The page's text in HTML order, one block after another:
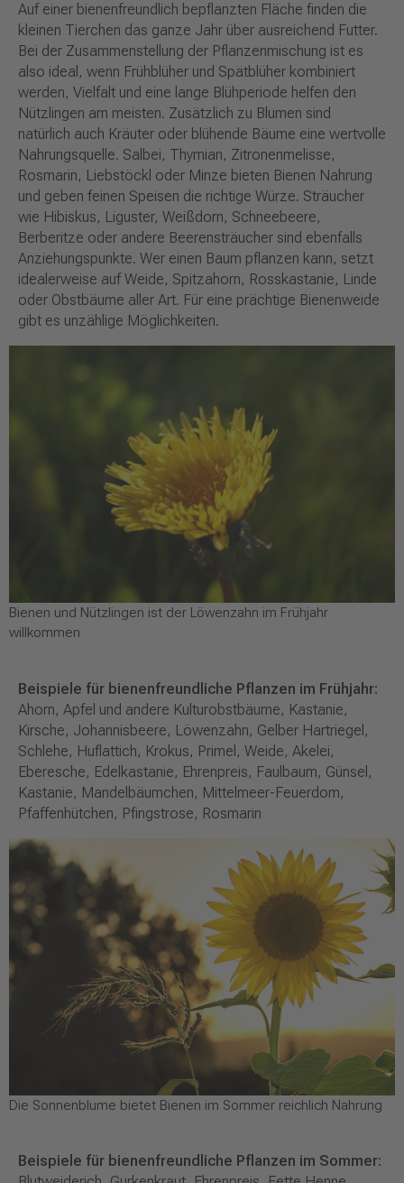
Auf einer bienenfreundlich bepflanzten Fläche finden die
kleinen Tierchen das ganze Jahr über ausreichend Futter.
Bei der Zusammenstellung der Pflanzenmischung ist es
also ideal, wenn Frühblüher und Spätblüher kombiniert
werden, Vielfalt und eine lange Blühperiode helfen den
Nützlingen am meisten. Zusätzlich zu Blumen sind
natürlich auch Kräuter oder blühende Bäume eine wertvolle
Nahrungsquelle. Salbei, Thymian, Zitronenmelisse,
Rosmarin, Liebstöckl oder Minze bieten Bienen Nahrung
und geben feinen Speisen die richtige Würze. Sträucher
wie Hibiskus, Liguster, Weißdorn, Schneebeere,
Berberitze oder andere Beerensträucher sind ebenfalls
Anziehungspunkte. Wer einen Baum pflanzen kann, setzt
idealerweise auf Weide, Spitzahorn, Rosskastanie, Linde
oder Obstbäume aller Art. Für eine prächtige Bienenweide
gibt es unzählige Möglichkeiten.
Bienen und Nützlingen ist der Löwenzahn im Frühjahr
willkommen
Beispiele für bienenfreundliche Pflanzen im Frühjahr:
Ahorn, Apfel und andere Kulturobstbäume, Kastanie,
Kirsche, Johannisbeere, Löwenzahn, Gelber Hartriegel,
Schlehe, Huflattich, Krokus, Primel, Weide, Akelei,
Eberesche, Edelkastanie, Ehrenpreis, Faulbaum, Günsel,
Kastanie, Mandelbäumchen, Mittelmeer-Feuerdom,
Pfaffenhütchen, Pfingstrose, Rosmarin
Die Sonnenblume bietet Bienen im Sommer reichlich Nahrung
Beispiele für bienenfreundliche Pflanzen im Sommer: